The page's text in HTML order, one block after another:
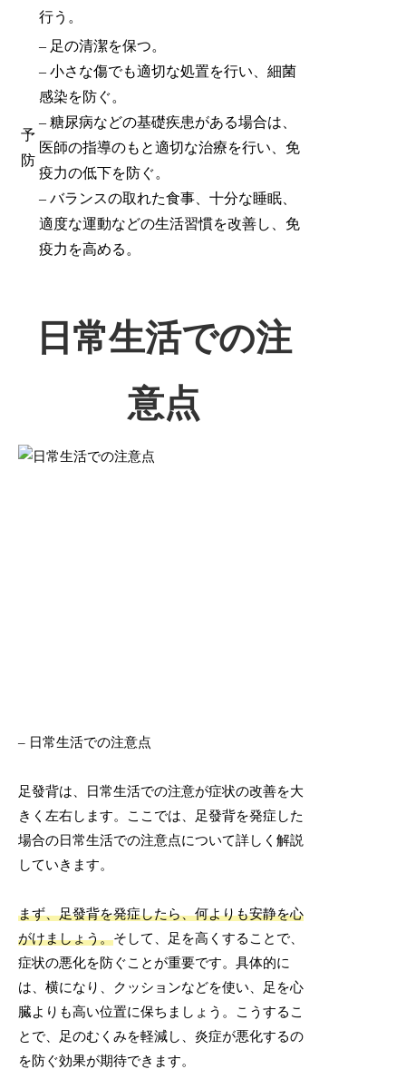
行う。
予
防
– 足の清潔を保つ。
– 小さな傷でも適切な処置を行い、細菌
感染を防ぐ。
– 糖尿病などの基礎疾患がある場合は、
医師の指導のもと適切な治療を行い、免
疫力の低下を防ぐ。
– バランスの取れた食事、十分な睡眠、
適度な運動などの生活習慣を改善し、免
疫力を高める。
日常生活での注
意点
– 日常生活での注意点
足發背は、日常生活での注意が症状の改善を大
きく左右します。ここでは、足發背を発症した
場合の日常生活での注意点について詳しく解説
していきます。
まず、足發背を発症したら、何よりも安静を心
がけましょう。そして、足を高くすることで、
症状の悪化を防ぐことが重要です。具体的に
は、横になり、クッションなどを使い、足を心
臓よりも高い位置に保ちましょう。こうするこ
とで、足のむくみを軽減し、炎症が悪化するの
を防ぐ効果が期待できます。